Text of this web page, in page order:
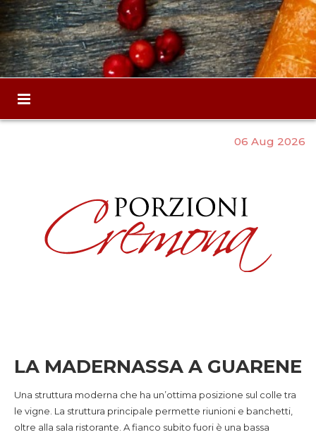
06 Aug 2026
LA MADERNASSA A GUARENE
Una struttura moderna che ha un’ottima posizione sul colle tra
le vigne. La struttura principale permette riunioni e banchetti,
oltre alla sala ristorante. A fianco subito fuori è una bassa